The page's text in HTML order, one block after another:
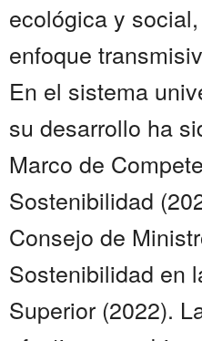
ecológica y
enfoque
En el sistema
su desarrollo ha
Marco de
Sostenibilidad
Consejo de
Sostenibilidad en
Superior (2022).